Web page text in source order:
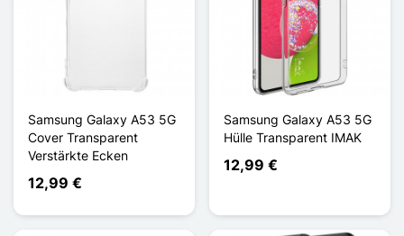
Samsung Galaxy A53 5G
Cover Transparent
Verstärkte Ecken
12,99 €
Samsung Galaxy A53 5G
Hülle Transparent IMAK
12,99 €